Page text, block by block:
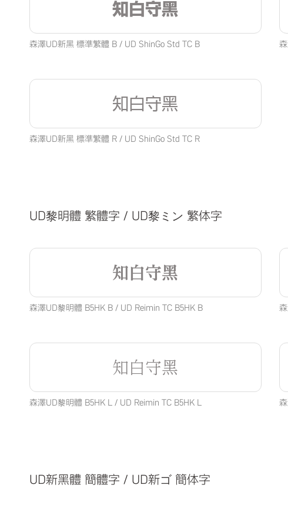
知白守黑
森澤UD新黑 標準繁體 B / UD ShinGo Std TC B
知白守黑
森澤UD新黑 標準繁體 R / UD ShinGo Std TC R
UD黎明體 繁體字 / UD黎ミン 繁体字
知白守黑
森澤UD黎明體 B5HK B / UD Reimin TC B5HK B
知白守黑
森澤UD黎明體 B5HK L / UD Reimin TC B5HK L
UD新黑體 簡體字 / UD新ゴ 簡体字